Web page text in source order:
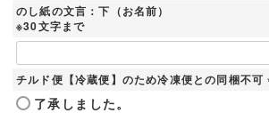
のし紙の文言：下（お名前）
※30文字まで
チルド便【冷蔵便】のため冷凍便との同梱不可
了承しました。